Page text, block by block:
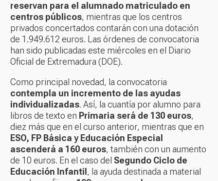
reservan para el alumnado matriculado en
centros públicos, mientras que los centros
privados concertados contarán con una dotación
de 1.949.612 euros. Las órdenes de convocatoria
han sido publicadas este miércoles en el Diario
Oficial de Extremadura (DOE).
Como principal novedad, la convocatoria
contempla un incremento de las ayudas
individualizadas. Así, la cuantía por alumno para
libros de texto en Primaria será de 130 euros,
diez más que en el curso anterior, mientras que en
ESO, FP Básica y Educación Especial
ascenderá a 160 euros, también con un aumento
de 10 euros. En el caso del Segundo Ciclo de
Educación Infantil , la ayuda destinada a material